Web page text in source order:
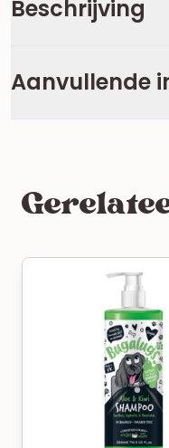
Beschrijving
Aanvullende